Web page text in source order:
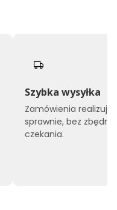
Szybka wysyłka
Zamówienia
sprawnie, bez
czekania.